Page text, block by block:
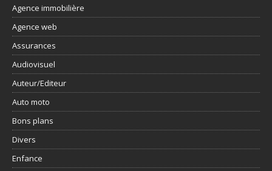
Agence immobilière
Agence web
Assurances
Audiovisuel
Auteur/Editeur
Auto moto
Bons plans
Divers
Enfance